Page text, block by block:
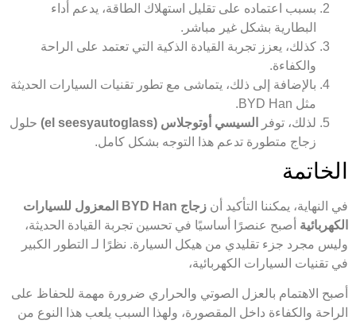
بسبب اعتماده على تقليل استهلاك الطاقة، يدعم أداء
البطارية بشكل غير مباشر.
كذلك، يعزز تجربة القيادة الذكية التي تعتمد على الراحة
والكفاءة.
بالإضافة إلى ذلك، يتماشى مع تطور تقنيات السيارات الحديثة
مثل BYD Han.
لذلك، توفر
السيسي أوتوجلاس (el seesyautoglass)
حلول
زجاج متطورة تدعم هذا التوجه بشكل كامل.
الخاتمة
في النهاية، يمكننا التأكيد أن
زجاج BYD Han المعزول للسيارات
الكهربائية أصبح عنصرًا أساسيًا في تحسين تجربة القيادة الحديثة،
وليس مجرد جزء تقليدي من هيكل السيارة. نظرًا لـ التطور الكبير
في تقنيات السيارات الكهربائية،
أصبح الاهتمام بالعزل الصوتي والحراري ضرورة مهمة للحفاظ على
الراحة والكفاءة داخل المقصورة، ولهذا السبب يلعب هذا النوع من